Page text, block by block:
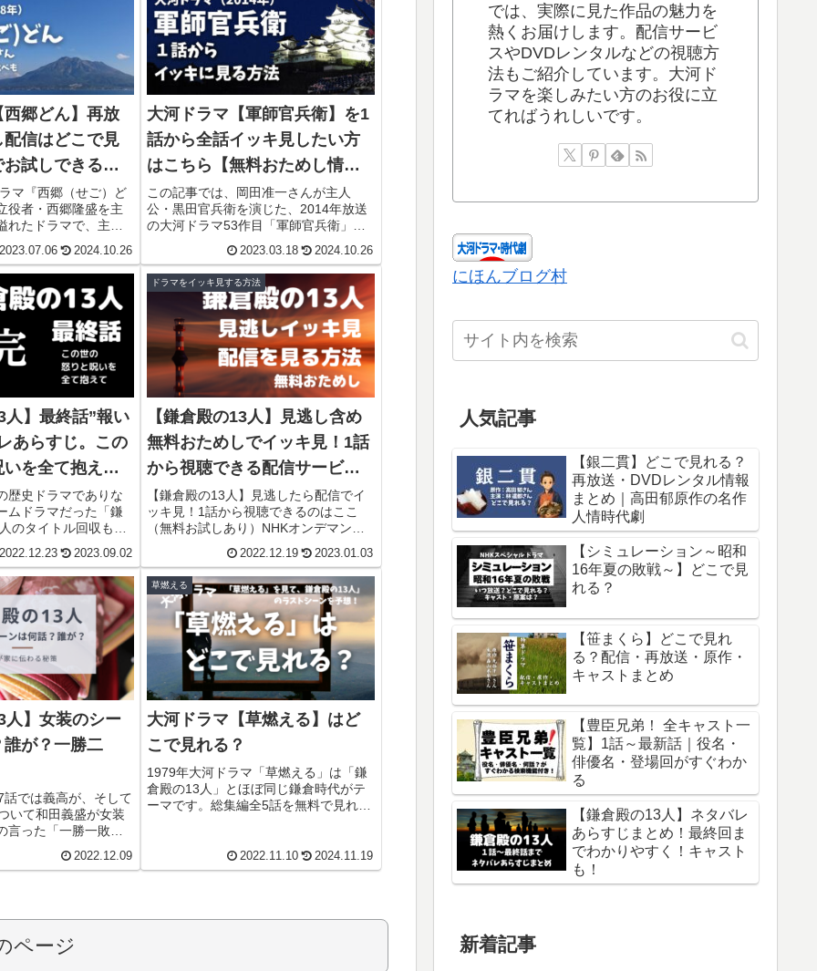
郷どん】再放
信はどこで見
試しできるの
マ『西郷（せご）ど
役者・西郷隆盛を主
れたドラマで、主演
す。31日間無料お試
NHKオンデマンドの
みるのにおススメで
2023.07.06 2024.10.26
大河ドラマ【軍師官兵衛】を1
話から全話イッキ見したい方
はこちら【無料おためし情報
付き】
この記事では、岡田准一さんが主人
公・黒田官兵衛を演じた、2014年放送
の大河ドラマ53作目「軍師官兵衛」を1
話から無料お試しで視聴できる方法を
お届けします。
2023.03.18 2024.10.26
人】最終話”報い
あらすじ。この
を全て抱えた
歴史ドラマでありな
ムドラマだった「鎌
のタイトル回収もさ
て義時が最期を迎え
れで大河ドラマが終
。と思うと名残惜し
終回でした。
2022.12.23 2023.09.02
ドラマをイッキ見する方法
【鎌倉殿の13人】見逃し含め
無料おためしでイッキ見！1話
から視聴できる配信サービ
ス。紅白も！
【鎌倉殿の13人】見逃したら配信でイ
ッキ見！1話から視聴できるのはここ
（無料お試しあり）NHKオンデマンド
を31日間無料でおためしできるU-NEXT
をご紹介。「鎌倉殿の13人」あらす
じ、キャスト、13人って誰もお届けし
ます。
2022.12.19 2023.01.03
人】女装のシー
が？一勝二
では義高が、そして
いて和田義盛が女装
言った「一勝一敗」
の秘策の」について
装のシーンだけ見て
2022.12.09
草燃える
大河ドラマ【草燃える】はど
こで見れる？
1979年大河ドラマ「草燃える」は「鎌
倉殿の13人」とほぼ同じ鎌倉時代がテ
ーマです。総集編全5話を無料で見れる
開始できます。「草燃える」のあらす
じ、みどころ、キャストもご紹介しま
2022.11.10 2024.11.19
ページ
では、実際に見た作品の魅力を
熱くお届けします。配信サービ
スやDVDレンタルなどの視聴方
法もご紹介しています。大河ド
ラマを楽しみたい方のお役に立
てればうれしいです。
にほんブログ村
人気記事
【銀二貫】どこで見れる？
再放送・DVDレンタル情報
まとめ｜高田郁原作の名作
人情時代劇
【シミュレーション～昭和
16年夏の敗戦～】どこで見
れる？
【笹まくら】どこで見れ
る？配信・再放送・原作・
キャストまとめ
【豊臣兄弟！ 全キャスト一
覧】1話～最新話｜役名・
俳優名・登場回がすぐわか
る
【鎌倉殿の13人】ネタバレ
あらすじまとめ！最終回ま
でわかりやすく！キャスト
も！
新着記事